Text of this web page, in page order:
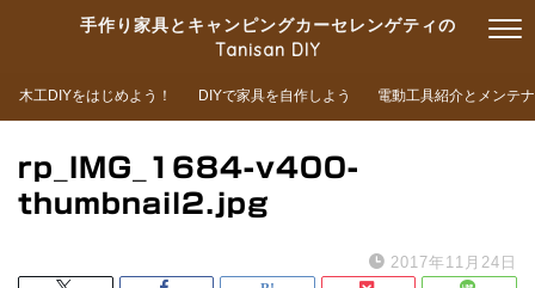
手作り家具とキャンピングカーセレンゲティの
Tanisan DIY
木工DIYをはじめよう！ DIYで家具を自作しよう 電動工具紹介とメンテ
rp_IMG_1684-v400-
thumbnail2.jpg
2017年11月24日